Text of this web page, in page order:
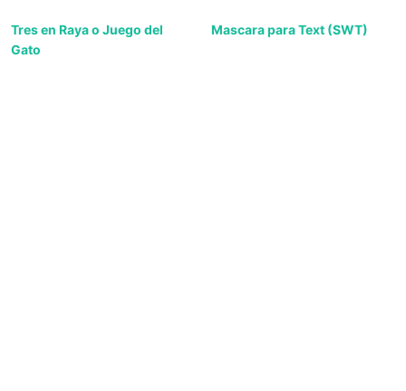
Tres en Raya o Juego del
Gato
Mascara para Text (SWT)